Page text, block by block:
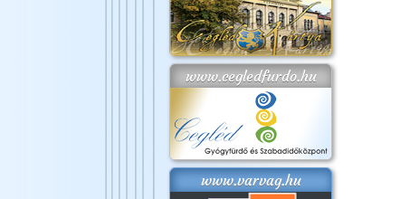
www.cegledfurdo.hu
www.varvag.hu